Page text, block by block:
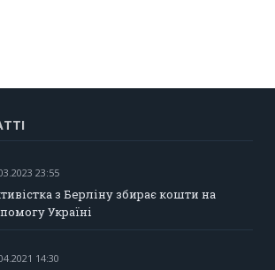
23:55
з Берліну збирає кошти на
Україні
14:30